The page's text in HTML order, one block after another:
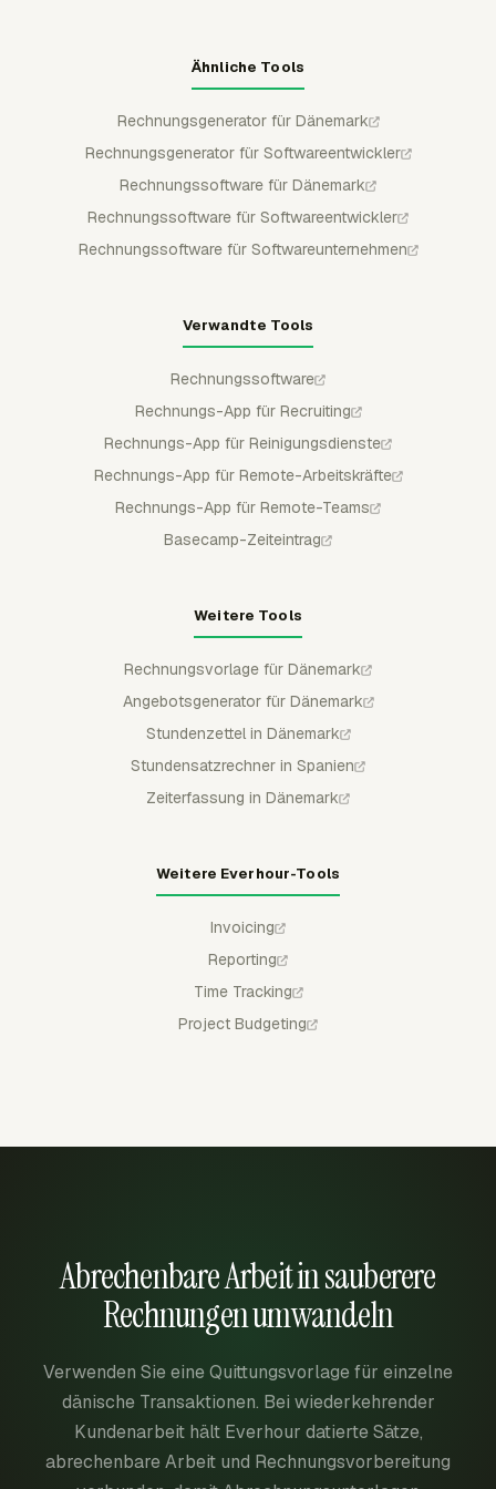
Ähnliche Tools
Rechnungsgenerator für Dänemark
Rechnungsgenerator für Softwareentwickler
Rechnungssoftware für Dänemark
Rechnungssoftware für Softwareentwickler
Rechnungssoftware für Softwareunternehmen
Verwandte Tools
Rechnungssoftware
Rechnungs-App für Recruiting
Rechnungs-App für Reinigungsdienste
Rechnungs-App für Remote-Arbeitskräfte
Rechnungs-App für Remote-Teams
Basecamp-Zeiteintrag
Weitere Tools
Rechnungsvorlage für Dänemark
Angebotsgenerator für Dänemark
Stundenzettel in Dänemark
Stundensatzrechner in Spanien
Zeiterfassung in Dänemark
Weitere Everhour-Tools
Invoicing
Reporting
Time Tracking
Project Budgeting
Abrechenbare Arbeit in sauberere
Rechnungen umwandeln
Verwenden Sie eine Quittungsvorlage für einzelne
dänische Transaktionen. Bei wiederkehrender
Kundenarbeit hält Everhour datierte Sätze,
abrechenbare Arbeit und Rechnungsvorbereitung